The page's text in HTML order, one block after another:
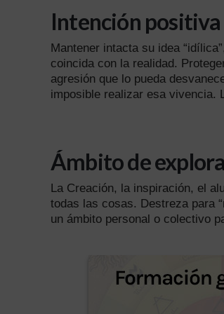
Intención
Mantener intacta su idea “idílica”,
coincida con la realidad.
agresión que lo pueda
imposible realizar esa vivencia.
Ámbito de
La Creación, la inspiración, el
todas las cosas. Destreza para
un ámbito personal o colectivo